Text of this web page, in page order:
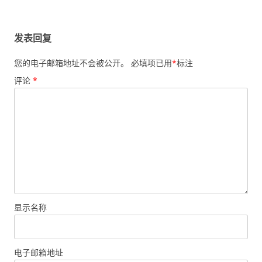
发表回复
您的电子邮箱地址不会被公开。 必填项已用*标注
评论 *
显示名称
电子邮箱地址